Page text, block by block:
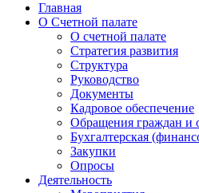
Главная
О Cчетной палате
О счетной палате
Стратегия развития
Структура
Руководство
Документы
Кадровое обеспечение
Обращения граждан и
Бухгалтерская
Закупки
Опросы
Деятельность